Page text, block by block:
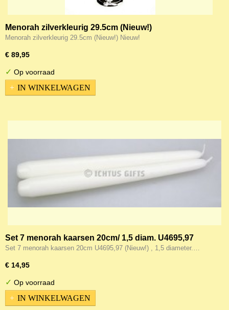
Menorah zilverkleurig 29.5cm (Nieuw!)
Menorah zilverkleurig 29.5cm (Nieuw!) Nieuw!
€ 89,95
✓ Op voorraad
IN WINKELWAGEN
Set 7 menorah kaarsen 20cm/ 1,5 diam. U4695,97
(Nieuw!)
Set 7 menorah kaarsen 20cm U4695,97 (Nieuw!) , 1,5 diameter.…
€ 14,95
✓ Op voorraad
IN WINKELWAGEN